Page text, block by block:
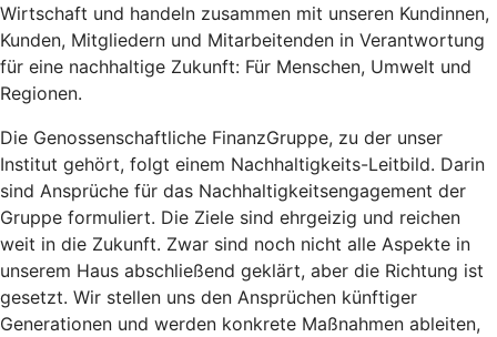
Wirtschaft und handeln zusammen mit unseren Kundinnen,
Kunden, Mitgliedern und Mitarbeitenden in Verantwortung
für eine nachhaltige Zukunft: Für Menschen, Umwelt und
Regionen.
Die Genossenschaftliche FinanzGruppe, zu der unser
Institut gehört, folgt einem Nachhaltigkeits-Leitbild. Darin
sind Ansprüche für das Nachhaltigkeitsengagement der
Gruppe formuliert. Die Ziele sind ehrgeizig und reichen
weit in die Zukunft. Zwar sind noch nicht alle Aspekte in
unserem Haus abschließend geklärt, aber die Richtung ist
gesetzt. Wir stellen uns den Ansprüchen künftiger
Generationen und werden konkrete Maßnahmen ableiten,